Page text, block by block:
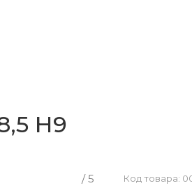
Н9
/ 5
Код товара: